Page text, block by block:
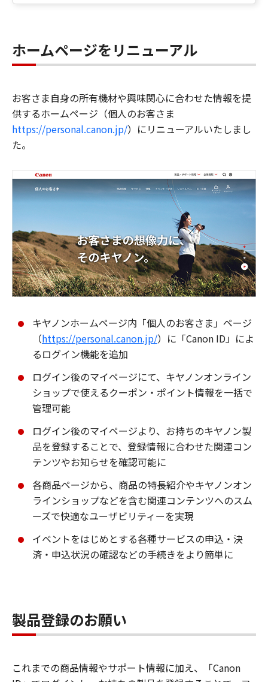
ホームページをリニューアル
お客さま自身の所有機材や興味関心に合わせた情報を提
供するホームページ（個人のお客さま
https://personal.canon.jp/）にリニューアルいたしまし
た。
キヤノンホームページ内「個人のお客さま」ページ
（https://personal.canon.jp/）に「Canon ID」によ
るログイン機能を追加
ログイン後のマイページにて、キヤノンオンライン
ショップで使えるクーポン・ポイント情報を一括で
管理可能
ログイン後のマイページより、お持ちのキヤノン製
品を登録することで、登録情報に合わせた関連コン
テンツやお知らせを確認可能に
各商品ページから、商品の特長紹介やキヤノンオン
ラインショップなどを含む関連コンテンツへのスム
ーズで快適なユーザビリティーを実現
イベントをはじめとする各種サービスの申込・決
済・申込状況の確認などの手続きをより簡単に
製品登録のお願い
これまでの商品情報やサポート情報に加え、「Canon